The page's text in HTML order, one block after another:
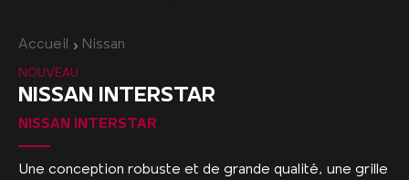
Accueil Nissan
NOUVEAU
NISSAN INTERSTAR
NISSAN INTERSTAR
Une conception robuste et de grande qualité, une grille